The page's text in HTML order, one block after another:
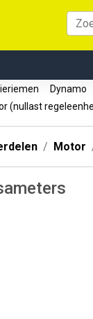
Dynamo
(nullast
Motor